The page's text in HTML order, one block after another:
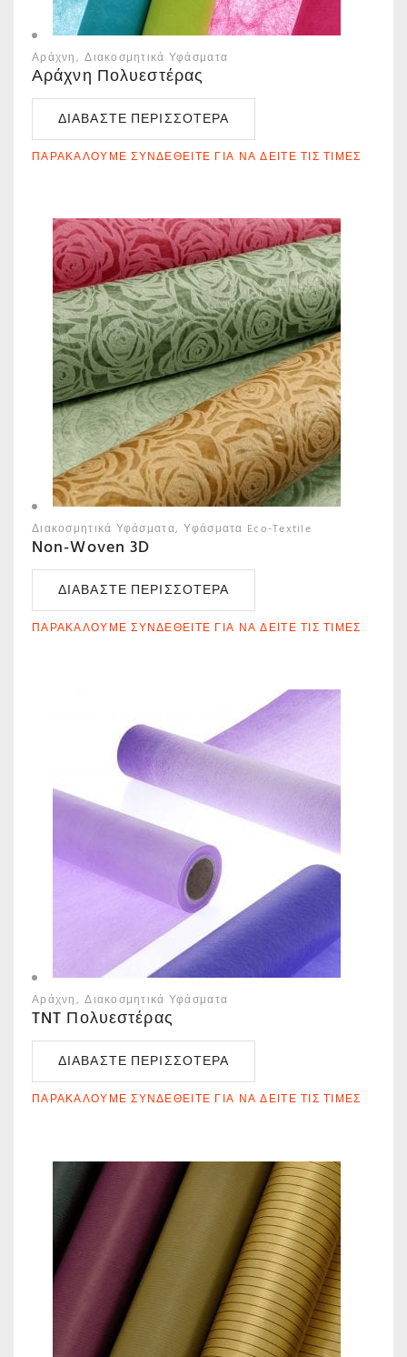
Αράχνη Διακοσμητικά Υφάσματα
Αράχνη Πολυεστέρας
ΔΙΑΒΆΣΤΕ ΠΕΡΙΣΣΌΤΕΡΑ
ΠΑΡΑΚΑΛΟΎΜΕ ΣΥΝΔΕΘΕΊΤΕ ΓΙΑ ΝΑ ΔΕΊΤΕ ΤΙΣ ΤΙΜΈΣ
Διακοσμητικά Υφάσματα Υφάσματα Eco-Textile
Non-Woven 3D
ΔΙΑΒΆΣΤΕ ΠΕΡΙΣΣΌΤΕΡΑ
ΠΑΡΑΚΑΛΟΎΜΕ ΣΥΝΔΕΘΕΊΤΕ ΓΙΑ ΝΑ ΔΕΊΤΕ ΤΙΣ ΤΙΜΈΣ
Αράχνη Διακοσμητικά Υφάσματα
TNT Πολυεστέρας
ΔΙΑΒΆΣΤΕ ΠΕΡΙΣΣΌΤΕΡΑ
ΠΑΡΑΚΑΛΟΎΜΕ ΣΥΝΔΕΘΕΊΤΕ ΓΙΑ ΝΑ ΔΕΊΤΕ ΤΙΣ ΤΙΜΈΣ